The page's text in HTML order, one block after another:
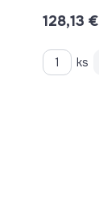
128,13 €
ks